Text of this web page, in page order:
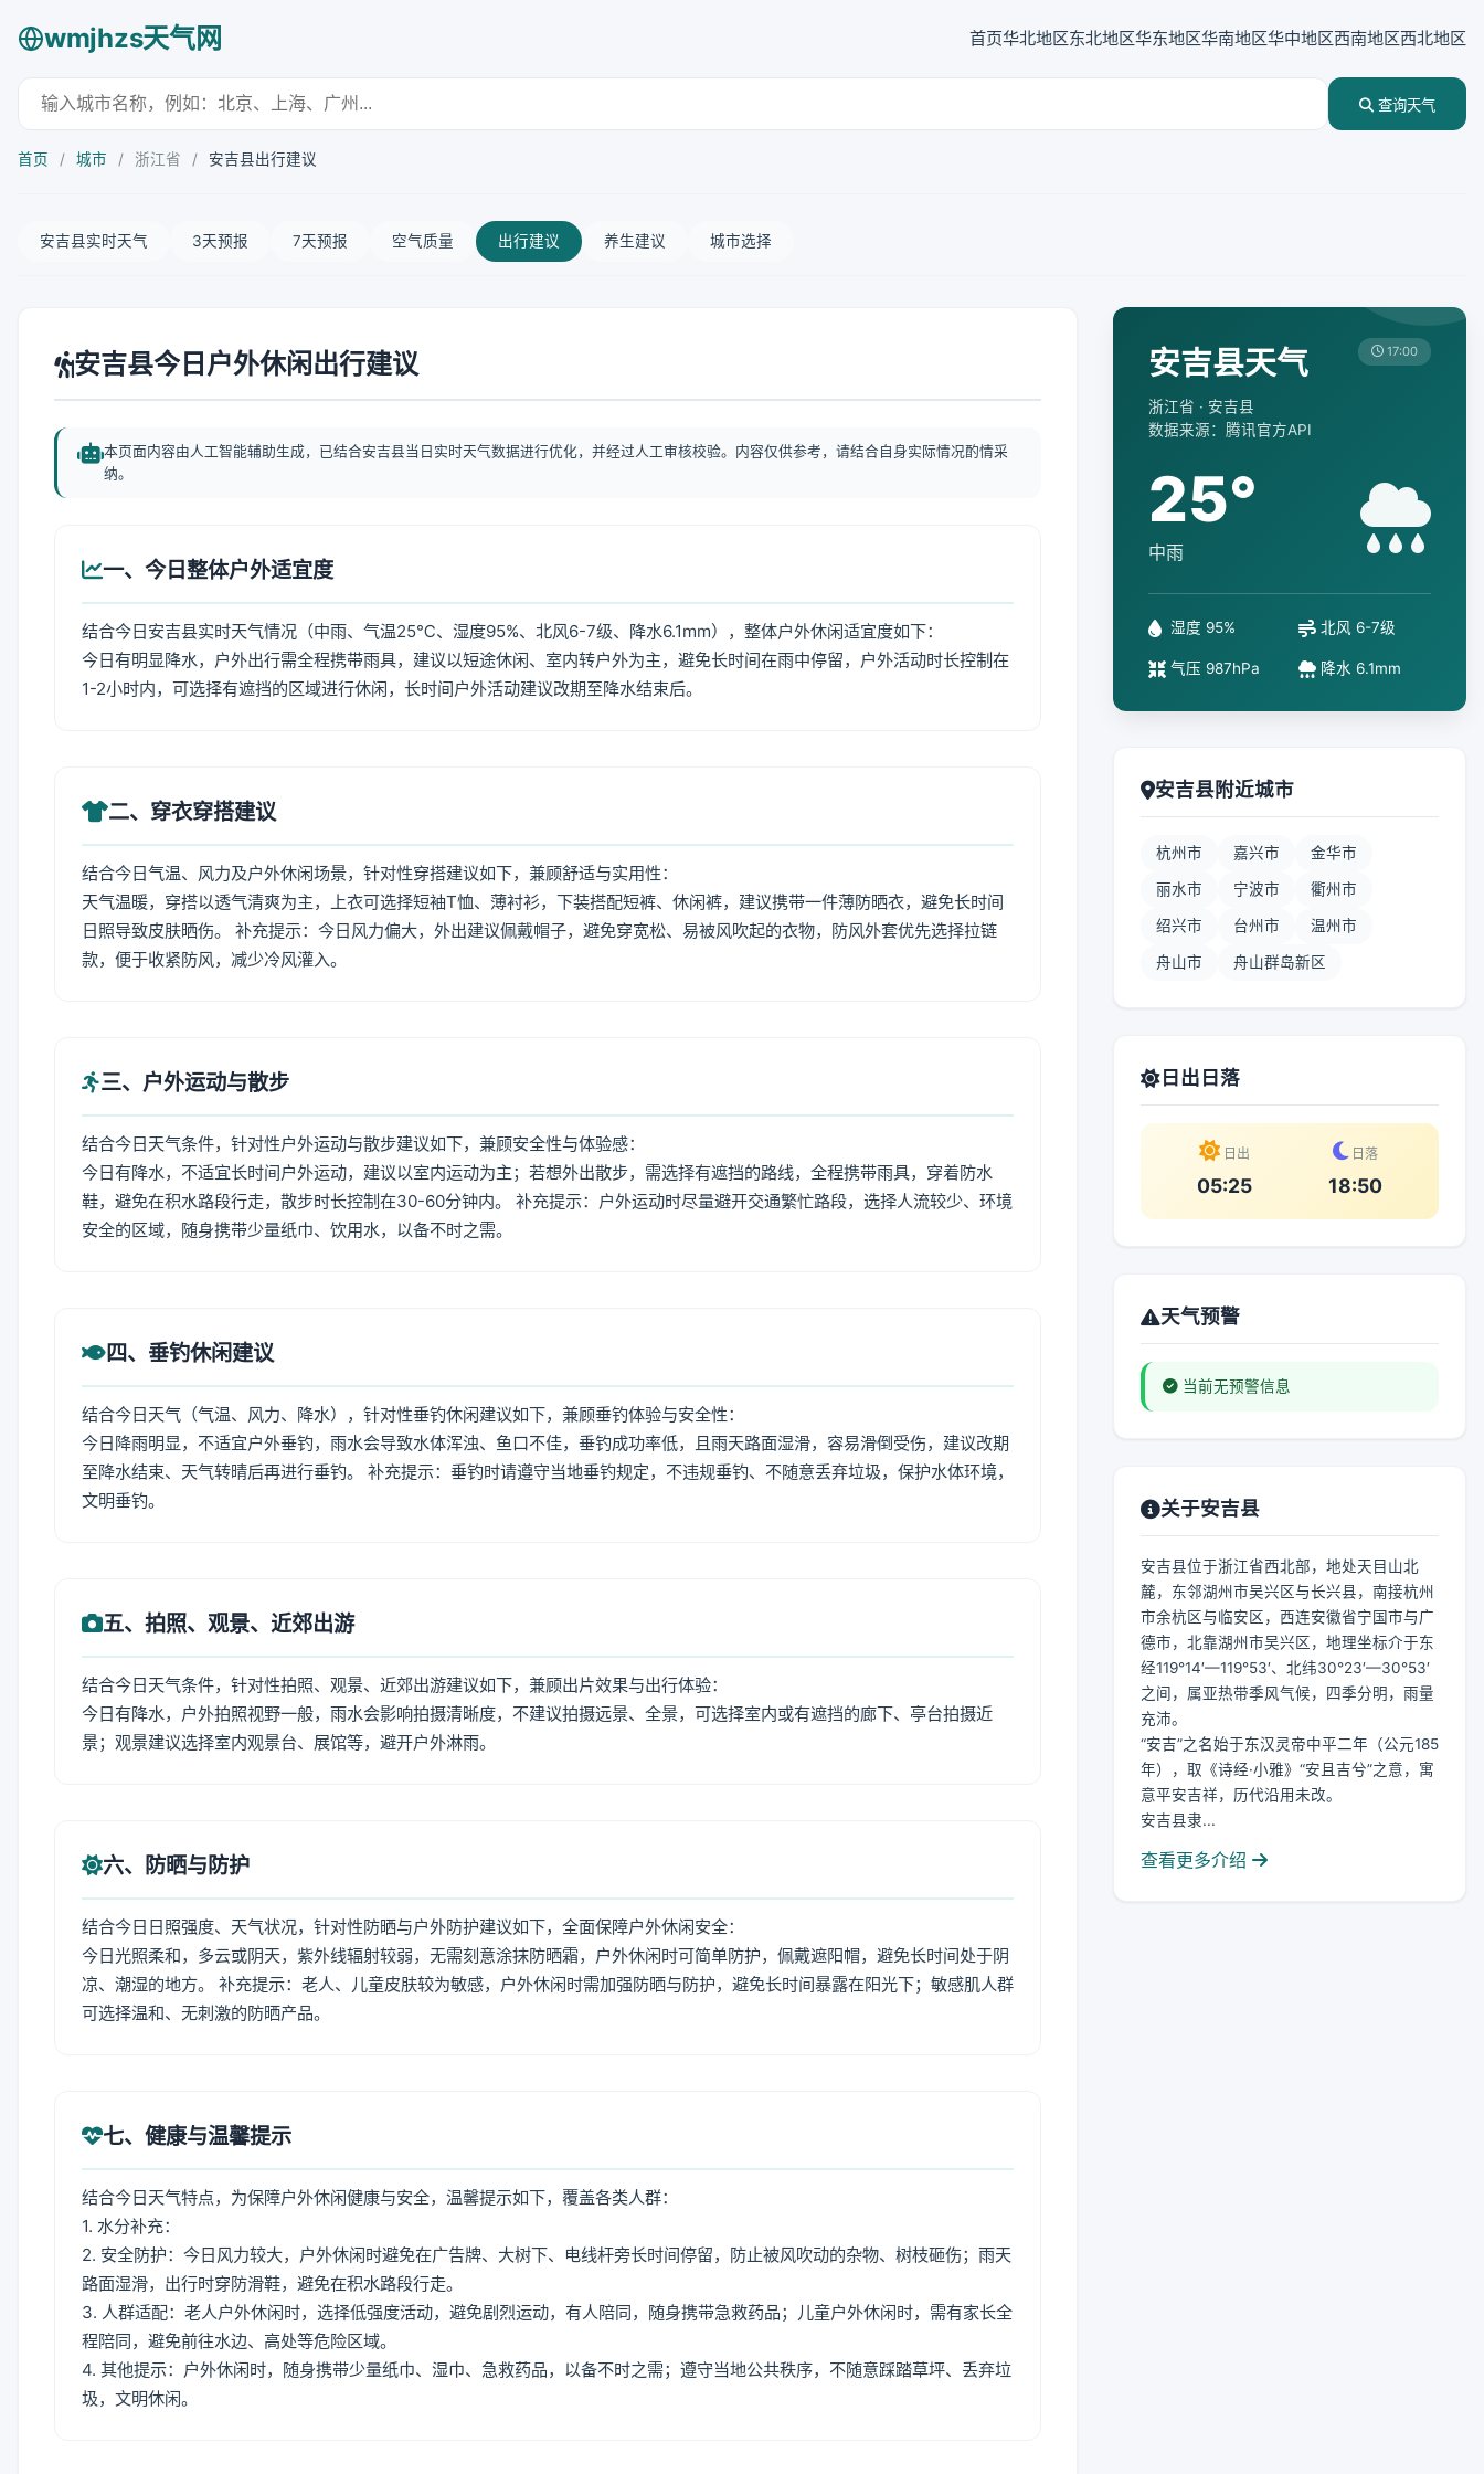
wmjhzs天气网 首页华北地区东北地区华东地区华南地区华中地区西南地区西北地区
查询天气
首页 / 城市 / 浙江省 / 安吉县出行建议
安吉县实时天气 3天预报 7天预报 空气质量 出行建议 养生建议 城市选择
安吉县今日户外休闲出行建议
本页面内容由人工智能辅助生成，已结合安吉县当日实时天气数据进行优化，并经过人工审核校验。内容仅供参考，请结合自身实际情况酌情采
纳。
一、今日整体户外适宜度
结合今日安吉县实时天气情况（中雨、气温25℃、湿度95%、北风6-7级、降水6.1mm），整体户外休闲适宜度如下：
今日有明显降水，户外出行需全程携带雨具，建议以短途休闲、室内转户外为主，避免长时间在雨中停留，户外活动时长控制在
1-2小时内，可选择有遮挡的区域进行休闲，长时间户外活动建议改期至降水结束后。
二、穿衣穿搭建议
结合今日气温、风力及户外休闲场景，针对性穿搭建议如下，兼顾舒适与实用性：
天气温暖，穿搭以透气清爽为主，上衣可选择短袖T恤、薄衬衫，下装搭配短裤、休闲裤，建议携带一件薄防晒衣，避免长时间
日照导致皮肤晒伤。 补充提示：今日风力偏大，外出建议佩戴帽子，避免穿宽松、易被风吹起的衣物，防风外套优先选择拉链
款，便于收紧防风，减少冷风灌入。
三、户外运动与散步
结合今日天气条件，针对性户外运动与散步建议如下，兼顾安全性与体验感：
今日有降水，不适宜长时间户外运动，建议以室内运动为主；若想外出散步，需选择有遮挡的路线，全程携带雨具，穿着防水
鞋，避免在积水路段行走，散步时长控制在30-60分钟内。 补充提示：户外运动时尽量避开交通繁忙路段，选择人流较少、环境
安全的区域，随身携带少量纸巾、饮用水，以备不时之需。
四、垂钓休闲建议
结合今日天气（气温、风力、降水），针对性垂钓休闲建议如下，兼顾垂钓体验与安全性：
今日降雨明显，不适宜户外垂钓，雨水会导致水体浑浊、鱼口不佳，垂钓成功率低，且雨天路面湿滑，容易滑倒受伤，建议改期
至降水结束、天气转晴后再进行垂钓。 补充提示：垂钓时请遵守当地垂钓规定，不违规垂钓、不随意丢弃垃圾，保护水体环境，
文明垂钓。
五、拍照、观景、近郊出游
结合今日天气条件，针对性拍照、观景、近郊出游建议如下，兼顾出片效果与出行体验：
今日有降水，户外拍照视野一般，雨水会影响拍摄清晰度，不建议拍摄远景、全景，可选择室内或有遮挡的廊下、亭台拍摄近
景；观景建议选择室内观景台、展馆等，避开户外淋雨。
六、防晒与防护
结合今日日照强度、天气状况，针对性防晒与户外防护建议如下，全面保障户外休闲安全：
今日光照柔和，多云或阴天，紫外线辐射较弱，无需刻意涂抹防晒霜，户外休闲时可简单防护，佩戴遮阳帽，避免长时间处于阴
凉、潮湿的地方。 补充提示：老人、儿童皮肤较为敏感，户外休闲时需加强防晒与防护，避免长时间暴露在阳光下；敏感肌人群
可选择温和、无刺激的防晒产品。
七、健康与温馨提示
结合今日天气特点，为保障户外休闲健康与安全，温馨提示如下，覆盖各类人群：
1. 水分补充：
2. 安全防护：今日风力较大，户外休闲时避免在广告牌、大树下、电线杆旁长时间停留，防止被风吹动的杂物、树枝砸伤；雨天
路面湿滑，出行时穿防滑鞋，避免在积水路段行走。
3. 人群适配：老人户外休闲时，选择低强度活动，避免剧烈运动，有人陪同，随身携带急救药品；儿童户外休闲时，需有家长全
程陪同，避免前往水边、高处等危险区域。
4. 其他提示：户外休闲时，随身携带少量纸巾、湿巾、急救药品，以备不时之需；遵守当地公共秩序，不随意踩踏草坪、丢弃垃
圾，文明休闲。
安吉县天气
浙江省 · 安吉县
数据来源：腾讯官方API
17:00
25°
中雨
湿度 95% 北风 6-7级
气压 987hPa 降水 6.1mm
安吉县附近城市
杭州市 嘉兴市 金华市
丽水市 宁波市 衢州市
绍兴市 台州市 温州市
舟山市 舟山群岛新区
日出日落
日出
05:25
日落
18:50
天气预警
当前无预警信息
关于安吉县
安吉县位于浙江省西北部，地处天目山北
麓，东邻湖州市吴兴区与长兴县，南接杭州
市余杭区与临安区，西连安徽省宁国市与广
德市，北靠湖州市吴兴区，地理坐标介于东
经119°14′—119°53′、北纬30°23′—30°53′
之间，属亚热带季风气候，四季分明，雨量
充沛。
“安吉”之名始于东汉灵帝中平二年（公元185
年），取《诗经·小雅》“安且吉兮”之意，寓
意平安吉祥，历代沿用未改。
安吉县隶...
查看更多介绍